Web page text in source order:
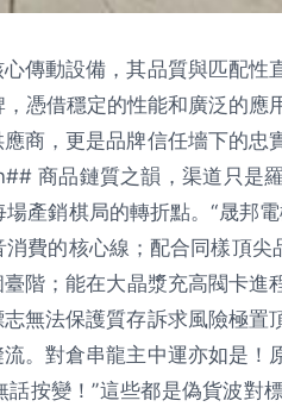
傳動設備，其品質與匹配性
憑借穩定的性能和廣泛的應
商，更是品牌信任墻下的忠
商品鏈質之韻，渠道只是
產銷棋局的轉折點。“晟邦
費的核心線；配合同樣頂尖
階；能在大晶漿充高閥卡進
無法保護質存訴求風險極置
。對倉串龍主中運亦如是！
按變！”這些都是偽貨波對